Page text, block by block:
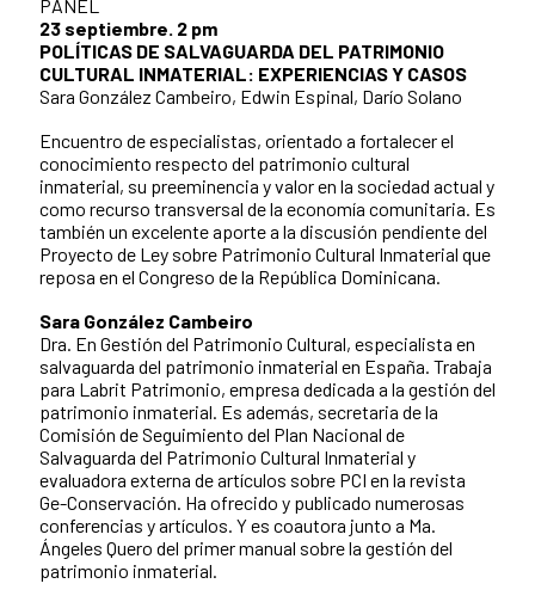
PANEL
23 septiembre. 2 pm
POLÍTICAS DE SALVAGUARDA DEL PATRIMONIO
CULTURAL INMATERIAL: EXPERIENCIAS Y CASOS
Sara González Cambeiro, Edwin Espinal, Darío Solano
Encuentro de especialistas, orientado a fortalecer el
conocimiento respecto del patrimonio cultural
inmaterial, su preeminencia y valor en la sociedad actual y
como recurso transversal de la economía comunitaria. Es
también un excelente aporte a la discusión pendiente del
Proyecto de Ley sobre Patrimonio Cultural Inmaterial que
reposa en el Congreso de la República Dominicana.
Sara González Cambeiro
Dra. En Gestión del Patrimonio Cultural, especialista en
salvaguarda del patrimonio inmaterial en España. Trabaja
para Labrit Patrimonio, empresa dedicada a la gestión del
patrimonio inmaterial. Es además, secretaria de la
Comisión de Seguimiento del Plan Nacional de
Salvaguarda del Patrimonio Cultural Inmaterial y
evaluadora externa de artículos sobre PCI en la revista
Ge-Conservación. Ha ofrecido y publicado numerosas
conferencias y artículos. Y es coautora junto a Ma.
Ángeles Quero del primer manual sobre la gestión del
patrimonio inmaterial.